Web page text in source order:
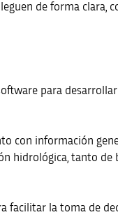
de forma clara,
para
con información
hidrológica, tanto de
facilitar la toma de